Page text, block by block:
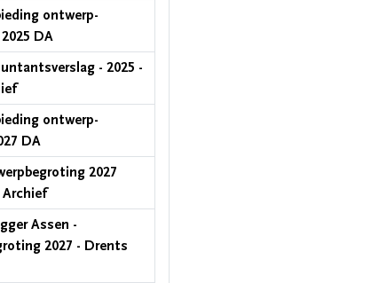
ontwerp-
DA
- 2025 -
ontwerp-
DA
2027
Archief
Assen -
2027 - Drents